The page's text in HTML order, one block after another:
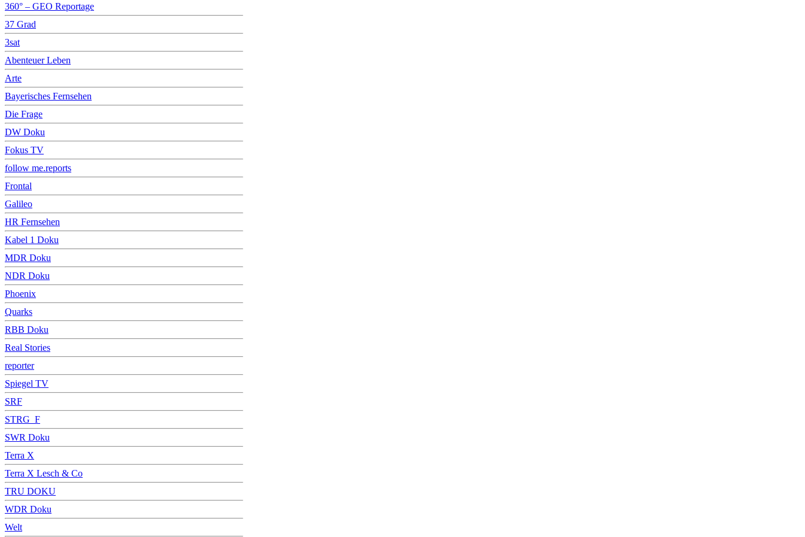
360° – GEO Reportage
37 Grad
3sat
Abenteuer Leben
Arte
Bayerisches Fernsehen
Die Frage
DW Doku
Fokus TV
follow me.reports
Frontal
Galileo
HR Fernsehen
Kabel 1 Doku
MDR Doku
NDR Doku
Phoenix
Quarks
RBB Doku
Real Stories
reporter
Spiegel TV
SRF
STRG_F
SWR Doku
Terra X
Terra X Lesch & Co
TRU DOKU
WDR Doku
Welt